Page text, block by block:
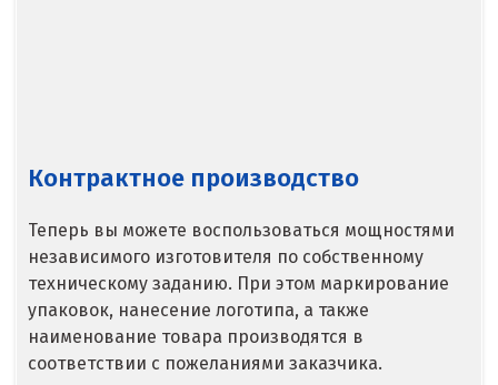
Снежинск
Сочи
Среднеуральск
Ставрополь
Контрактное производство
Теперь вы можете воспользоваться мощностями
независимого изготовителя по собственному
техническому заданию. При этом маркирование
упаковок, нанесение логотипа, а также
наименование товара производятся в
соответствии с пожеланиями заказчика.